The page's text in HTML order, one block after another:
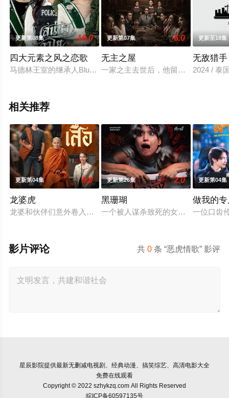
更新第08集 10.0
四大元素之风之恋歌
马德林王室的继承人Blue公主到访泰国，由Wayo警官负责其安
更新第07集 6.0
无主之屋
一家之主去世后，他留下的钻石帝国
更新至18集
无敌猎手
2024 / 泰
相关推荐
更新第04集 9.0
龙婆虎
龙婆和伙伴们意外卷入一起钻石抢劫案，成为警方怀疑的对象
更新第26集 2.0
黑珊瑚
一个被人谋杀致死的女孩的灵魂附到
更新第04集
做我的
一位口齿
共0 条 “恶虎情歌” 影评
影片评论
星辰影院提供最新无删减电视剧、经典动漫、搞笑综艺、高清电影大全
免费在线观看
Copyright © 2022 szhykzq.com All Rights Reserved
皖ICP备60597135号